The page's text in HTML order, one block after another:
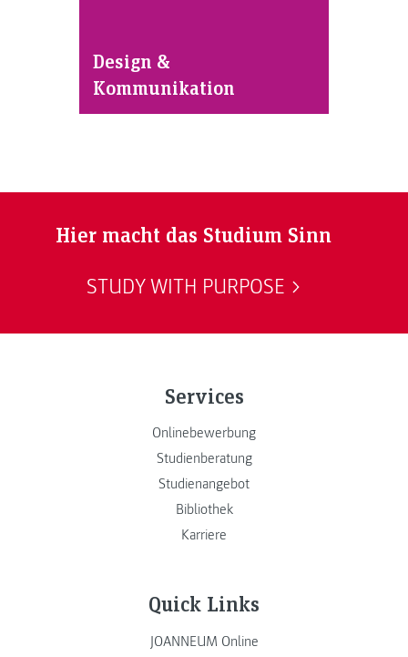
Design &
Kommunikation
Hier macht das Studium Sinn
STUDY WITH PURPOSE
Services
Onlinebewerbung
Studienberatung
Studienangebot
Bibliothek
Karriere
Quick Links
JOANNEUM Online